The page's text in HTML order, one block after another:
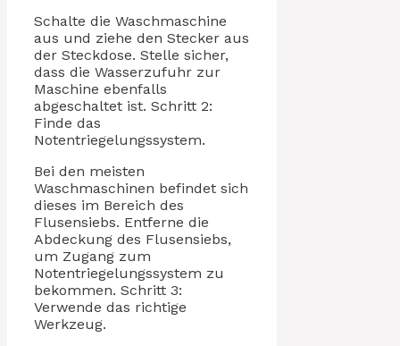
Schalte die Waschmaschine
aus und ziehe den Stecker aus
der Steckdose. Stelle sicher,
dass die Wasserzufuhr zur
Maschine ebenfalls
abgeschaltet ist. Schritt 2:
Finde das
Notentriegelungssystem.
Bei den meisten
Waschmaschinen befindet sich
dieses im Bereich des
Flusensiebs. Entferne die
Abdeckung des Flusensiebs,
um Zugang zum
Notentriegelungssystem zu
bekommen. Schritt 3:
Verwende das richtige
Werkzeug.